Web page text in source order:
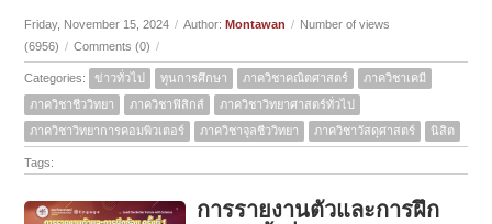
Friday, November 15, 2024 / Author:Montawan / Number of views
(6956) / Comments (0) /
Categories: ข่าวทั่วไป ทุนการศึกษา ภาควิชาคณิตศาสตร์
ภาควิชาเคมี
ภาควิชาชีววิทยา
ภาควิชาฟิสิกส์
ภาควิชาวิทยาศาสตร์ทั่วไป
ภาควิชาวิทยาการคอมพิวเตอร์
ภาควิชาจุลชีววิทยา ภาควิชาวัสดุศาสตร์ นิสิต
Tags:
การรายงานตัวและการฝึก